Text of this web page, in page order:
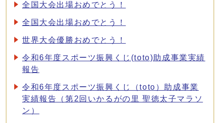
全国大会出場おめでとう！
全国大会出場おめでとう！
世界大会優勝おめでとう！
令和6年度スポーツ振興くじ(toto)助成事業実績
報告
令和6年度スポーツ振興くじ（toto）助成事業
実績報告（第2回いかるがの里 聖徳太子マラソ
ン）